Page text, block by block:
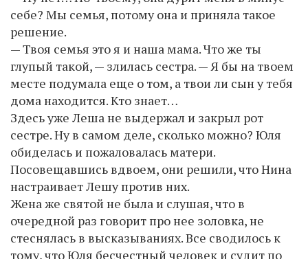
себе? Мы семья, потому она и приняла такое
решение.
— Твоя семья это я и наша мама. Что же ты
глупый такой, — злилась сестра. — Я бы на твоем
месте подумала еще о том, а твои ли сын у тебя
дома находится. Кто знает…
Здесь уже Леша не выдержал и закрыл рот
сестре. Ну в самом деле, сколько можно? Юля
обиделась и пожаловалась матери.
Посовещавшись вдвоем, они решили, что Нина
настраивает Лешу против них.
Жена же святой не была и слушая, что в
очередной раз говорит про нее золовка, не
стеснялась в высказываниях. Все сводилось к
тому, что Юля бесчестный человек и судит по